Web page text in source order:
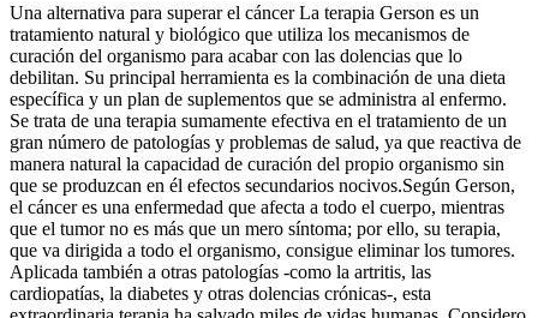
Una alternativa para superar el cáncer La terapia Gerson es un
tratamiento natural y biológico que utiliza los mecanismos de
curación del organismo para acabar con las dolencias que lo
debilitan. Su principal herramienta es la combinación de una dieta
específica y un plan de suplementos que se administra al enfermo.
Se trata de una terapia sumamente efectiva en el tratamiento de un
gran número de patologías y problemas de salud, ya que reactiva de
manera natural la capacidad de curación del propio organismo sin
que se produzcan en él efectos secundarios nocivos.Según Gerson,
el cáncer es una enfermedad que afecta a todo el cuerpo, mientras
que el tumor no es más que un mero síntoma; por ello, su terapia,
que va dirigida a todo el organismo, consigue eliminar los tumores.
Aplicada también a otras patologías -como la artritis, las
cardiopatías, la diabetes y otras dolencias crónicas-, esta